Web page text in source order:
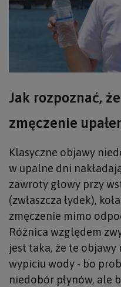
Jak rozpoznać,
zmęczenie
Klasyczne objawy
w upalne dni
zawroty głowy przy
(zwłaszcza łydek),
zmęczenie mimo
Różnica względem
jest taka, że te objawy
wypiciu wody - bo
niedobór płynów, ale